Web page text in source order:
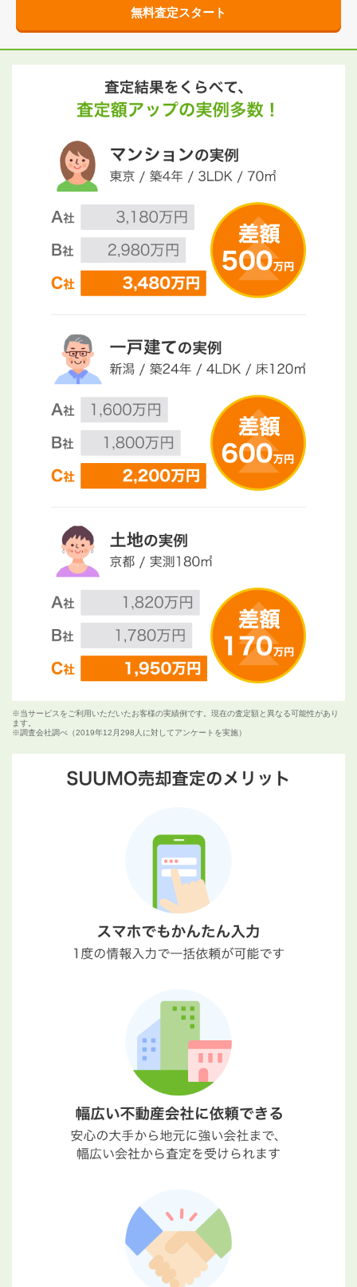
無料査定スタート
※当サービスをご利用いただいたお客様の実績例です。現在の査定額と異なる可能性があり
ます。
※調査会社調べ（2019年12月298人に対してアンケートを実施）